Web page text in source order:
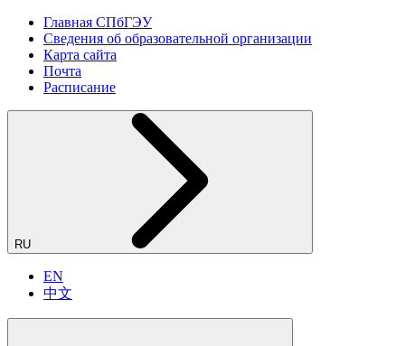
Главная СПбГЭУ
Сведения об образовательной организации
Карта сайта
Почта
Расписание
RU
EN
中文